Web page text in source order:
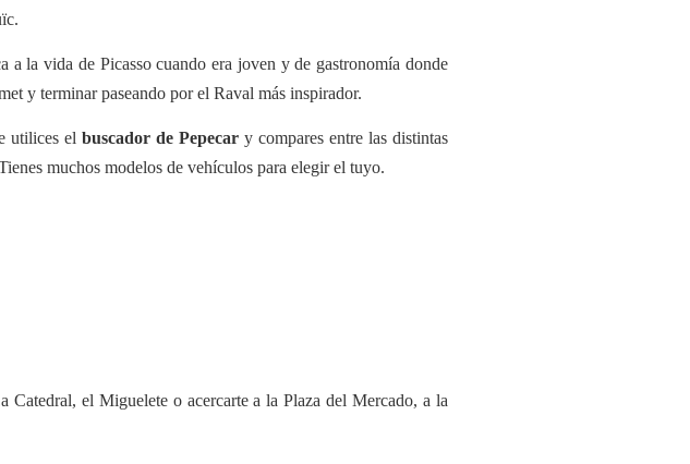
la vida de Picasso cuando era joven y de gastronomía donde
y terminar paseando por el Raval más inspirador.
utilices el buscador de Pepecary compares entre las distintas
muchos modelos de vehículos para elegir el tuyo.
Catedral, el Miguelete o acercarte a la Plaza del Mercado, a la